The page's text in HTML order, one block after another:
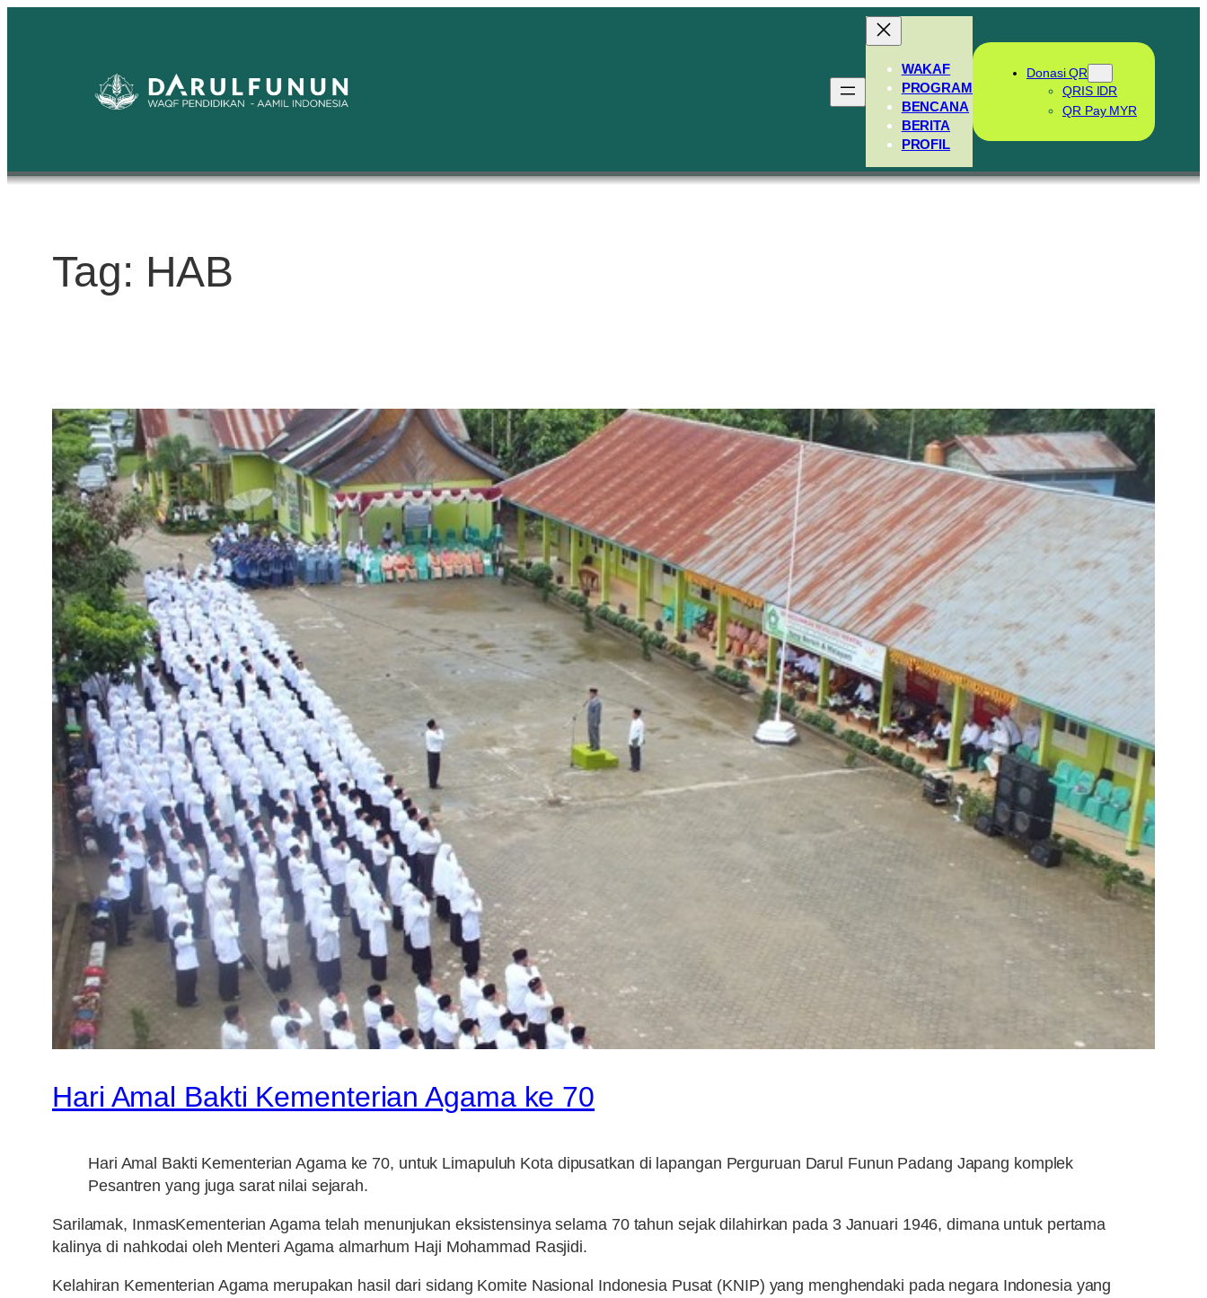
WAKAF
PROGRAM
BENCANA
BERITA
PROFIL
Donasi QR
QRIS IDR
QR Pay MYR
Tag: HAB
Hari Amal Bakti Kementerian Agama ke 70
Hari Amal Bakti Kementerian Agama ke 70, untuk Limapuluh Kota dipusatkan di lapangan Perguruan Darul Funun Padang Japang komplek
Pesantren yang juga sarat nilai sejarah.
Sarilamak, InmasKementerian Agama telah menunjukan eksistensinya selama 70 tahun sejak dilahirkan pada 3 Januari 1946, dimana untuk pertama
kalinya di nahkodai oleh Menteri Agama almarhum Haji Mohammad Rasjidi.
Kelahiran Kementerian Agama merupakan hasil dari sidang Komite Nasional Indonesia Pusat (KNIP) yang menghendaki pada negara Indonesia yang